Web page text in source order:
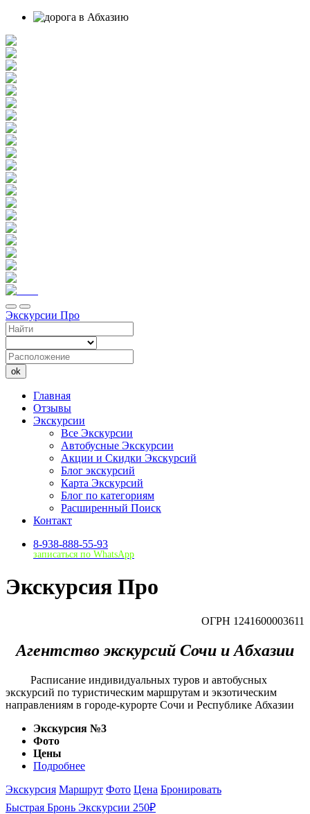
Экскурсии Про
ok
Главная
Отзывы
Экскурсии
Все Экскурсии
Автобусные Экскурсии
Акции и Скидки Экскурсий
Блог экскурсий
Карта Экскурсий
Блог по категориям
Расширенный Поиск
Контакт
8-938-888-55-93
записаться по WhatsApp
Экскурсия Про
ОГРН 1241600003611
Агентство экскурсий Сочи и Абхазии
Расписание индивидуальных туров и автобусных
экскурсий по туристическим маршрутам и экзотическим
направлениям в городе-курорте Сочи и Республике Абхазии
Экскурсия №3
Фото
Цены
Подробнее
Экскурсия Маршрут Фото Цена Бронировать
Быстрая Бронь Экскурсии 250₽